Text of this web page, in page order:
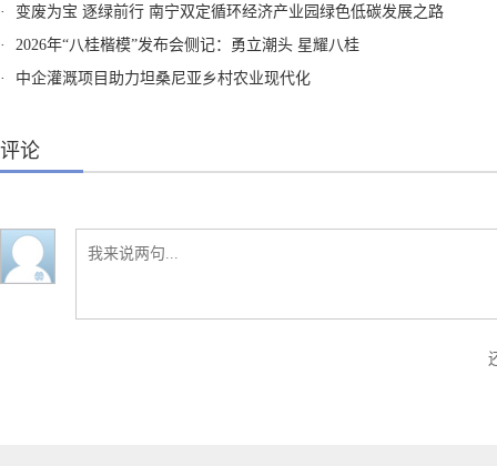
·
变废为宝 逐绿前行 南宁双定循环经济产业园绿色低碳发展之路
·
2026年“八桂楷模”发布会侧记：勇立潮头 星耀八桂
·
中企灌溉项目助力坦桑尼亚乡村农业现代化
评论